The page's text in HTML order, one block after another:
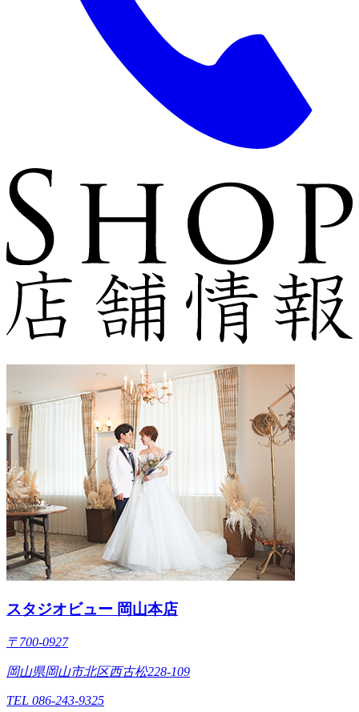
スタジオビュー 岡山本店
〒700-0927
岡山県岡山市北区西古松228-109
TEL 086-243-9325